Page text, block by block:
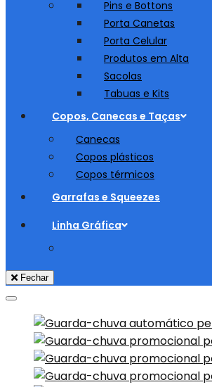
Pins e Bottons
Porta Canetas
Porta Celular
Produtos em Alta
Sacolas
Tabuas e Kits
Copos, Canecas e Taças
Canecas
Copos plásticos
Copos térmicos
Garrafas e Squeezes
Linha Gráfica
Fechar